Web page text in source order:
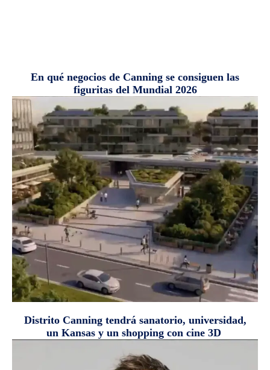
En qué negocios de Canning se consiguen las
figuritas del Mundial 2026
Distrito Canning tendrá sanatorio, universidad,
un Kansas y un shopping con cine 3D